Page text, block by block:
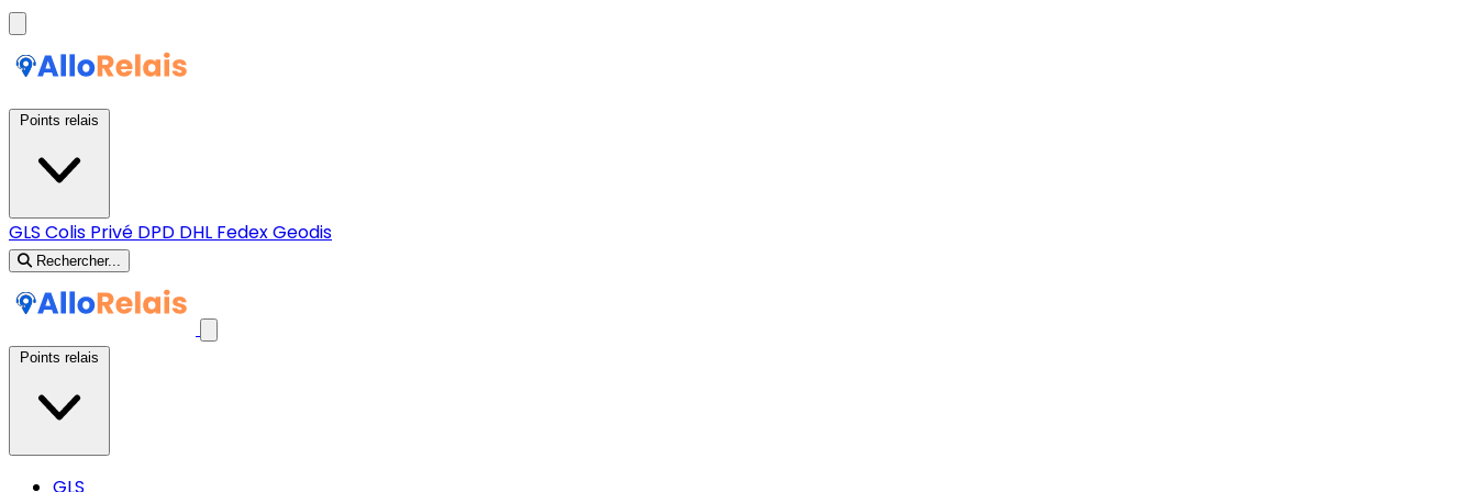
GLS Colis Privé DPD DHL FedexGeodis
Rechercher...